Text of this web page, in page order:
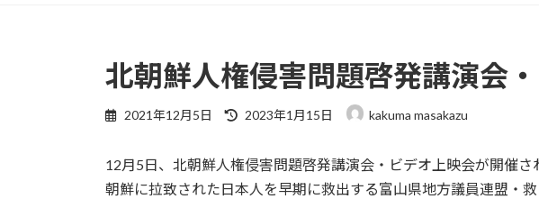
北朝鮮人権侵害問題啓発講演会
2021年12月5日
最
新
日
2023年1月15日 kakuma masakazu
12月5日、北朝鮮人権侵害問題啓発講演会・ビデオ上映会が開催
朝鮮に拉致された日本人を早期に救出する富山県地方議員連盟・